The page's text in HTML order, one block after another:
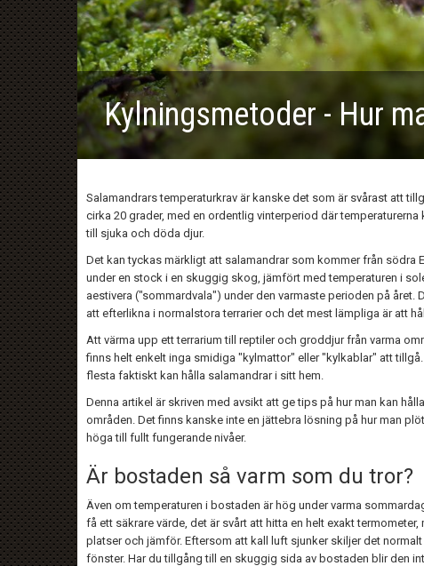
Kylningsmetoder - Hur
Salamandrars temperaturkrav är kanske det som är svårast att
cirka 20 grader, med en ordentlig vinterperiod där
till sjuka och döda djur.
Det kan tyckas märkligt att salamandrar som kommer från södra
under en stock i en skuggig skog, jämfört med temperaturen i
aestivera ("sommardvala") under den varmaste perioden på
att efterlikna i normalstora terrarier och det mest lämpliga är att
Att värma upp ett terrarium till reptiler och groddjur från varma
finns helt enkelt inga smidiga "kylmattor" eller "kylkablar" att
flesta faktiskt kan hålla salamandrar i sitt hem.
Denna artikel är skriven med avsikt att ge tips på hur man kan
områden. Det finns kanske inte en jättebra lösning på hur man
höga till fullt fungerande nivåer.
Är bostaden så varm som du tror?
Även om temperaturen i bostaden är hög under varma
få ett säkrare värde, det är svårt att hitta en helt exakt
platser och jämför. Eftersom att kall luft sjunker skiljer det
fönster. Har du tillgång till en skuggig sida av bostaden blir den